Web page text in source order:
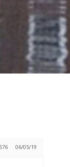
06/05/19